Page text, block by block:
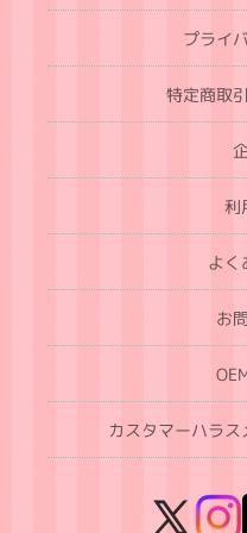
プライ
特定商取
利
よく
お
カスタマーハラ